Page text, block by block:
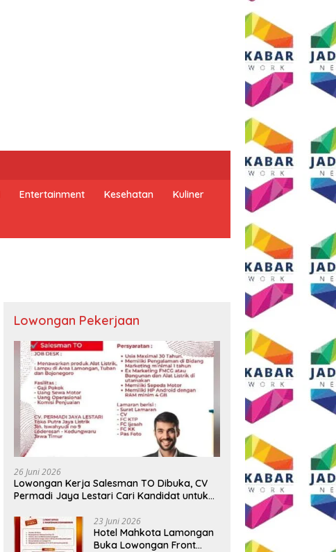
Entertainment Kesehatan Kuliner
Lowongan Pekerjaan
26 Juni 2026
Lowongan Kerja Salesman TO Dibuka, CV
Permadi Jaya Lestari Cari Kandidat untuk
23 Juni 2026
Hotel Mahkota Lamongan
Buka Lowongan Front